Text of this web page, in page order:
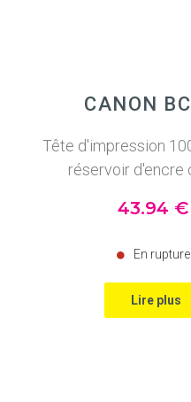
CANON
Tête d'impression
réservoir d'encre
43.94 €
En rupture